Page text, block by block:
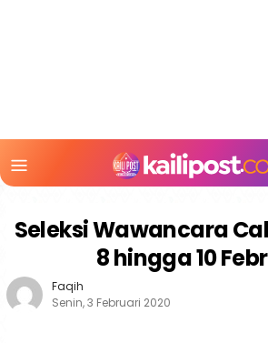
Mobile
Seleksi Wawancara
8 hingga 10
Faqih
Senin, 3 Februari 2020